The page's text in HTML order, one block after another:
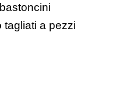
tagliati a pezzi